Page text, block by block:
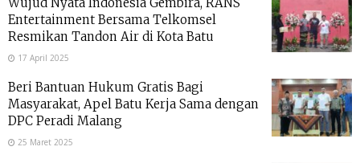
Wujud Nyata Indonesia Gembira, RANS
Entertainment Bersama Telkomsel
Resmikan Tandon Air di Kota Batu
17 April 2025
Beri Bantuan Hukum Gratis Bagi
Masyarakat, Apel Batu Kerja Sama dengan
DPC Peradi Malang
25 Maret 2025